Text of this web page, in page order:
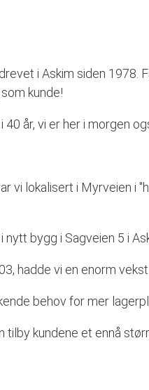
i Askim siden
kunde!
år, vi er her i morgen
vi lokalisert i Myrveien i
nytt bygg i Sagveien 5 i
hadde vi en enorm
behov for mer
tilby kundene et ennå